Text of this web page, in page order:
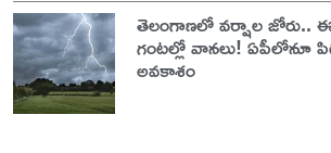
తెలంగాణలో వర్షాల జోరు..
గంటల్లో వానలు! ఏపీలోనూ
అవకాశం